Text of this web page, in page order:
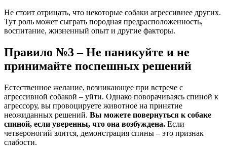
Не стоит отрицать, что некоторые собаки агрессивнее других.
Тут роль может сыграть породная предрасположенность,
воспитание, жизненный опыт и другие факторы.
Правило №3 – Не паникуйте и не
принимайте поспешных решений
Естественное желание, возникающее при встрече с
агрессивной собакой – уйти. Однако поворачиваясь спиной к
агрессору, вы провоцируете животное на принятие
неожиданных решений. Вы можете повернуться к собаке
спиной, если уверенны, что она возбуждена. Если
четвероногий злится, демонстрация спины – это признак
слабости.